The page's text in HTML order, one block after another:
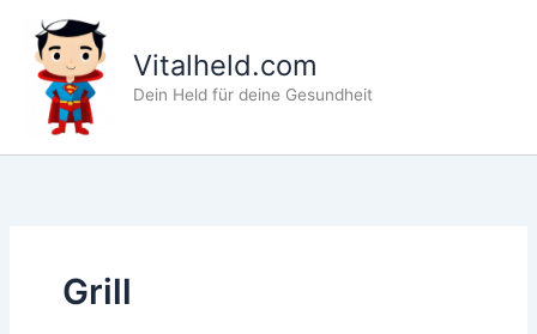
Inhalt
springen
Vitalheld.com
Dein Held für deine Gesundheit
Grill